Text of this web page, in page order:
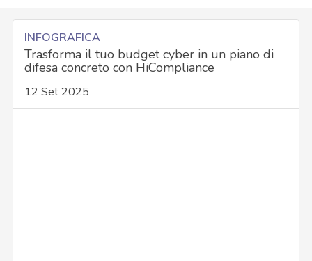
INFOGRAFICA
Trasforma il tuo budget cyber in un piano di
difesa concreto con HiCompliance
12 Set 2025